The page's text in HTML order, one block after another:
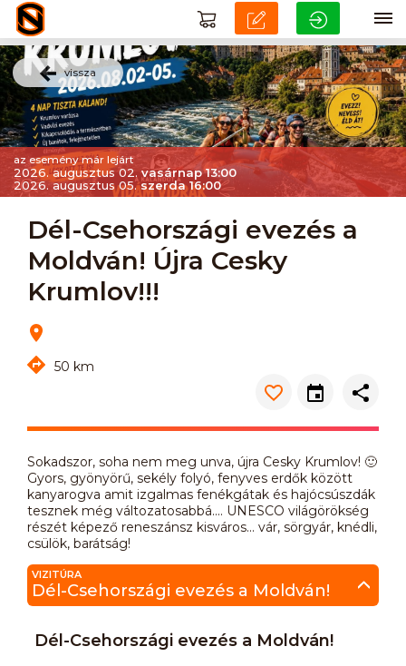
vissza
az esemény már lejárt
2026. augusztus 02. vasárnap 13:00
2026. augusztus 05.szerda 16:00
Dél-Csehországi evezés a
Moldván! Újra Cesky
Krumlov!!!
50 km
Sokadszor, soha nem meg unva, újra Cesky Krumlov! 🙂
Gyors, gyönyörű, sekély folyó, fenyves erdők között
kanyarogva amit izgalmas fenékgátak és hajócsúszdák
tesznek még változatosabbá.... UNESCO világörökség
részét képező reneszánsz kisváros... vár, sörgyár, knédli,
csülök, barátság!
VIZITÚRA
Dél-Csehországi evezés a Moldván!
Dél-Csehországi evezés a Moldván!